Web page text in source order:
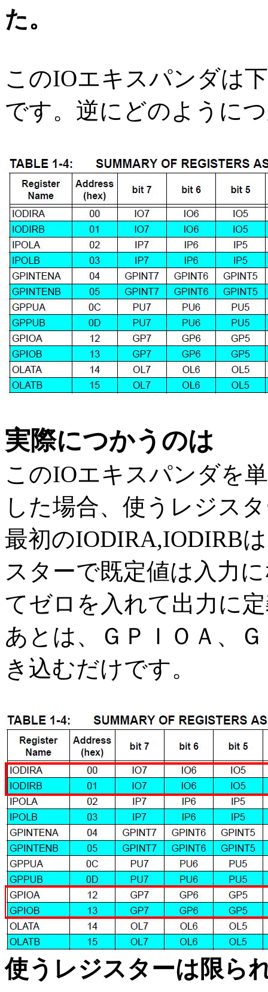
た。
このIOエキスパンダは
です。逆にどのように
実際につかうのは
このIOエキスパンダを
した場合、使うレジス
最初のIODIRA,IODIRB
スターで既定値は入力
てゼロを入れて出力に
あとは、ＧＰＩＯＡ、
き込むだけです。
使うレジスターは限ら